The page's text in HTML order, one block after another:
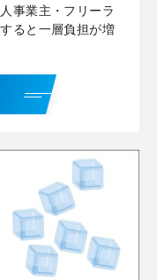
事業主・フリーラ
ると一層負担が増